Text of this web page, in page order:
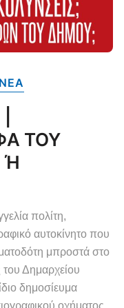
ΤΟΥ
Ή
πολίτη,
αυτοκίνητο που
μπροστά στο
Δημαρχείου
δημοσίευμα
οχήματος,